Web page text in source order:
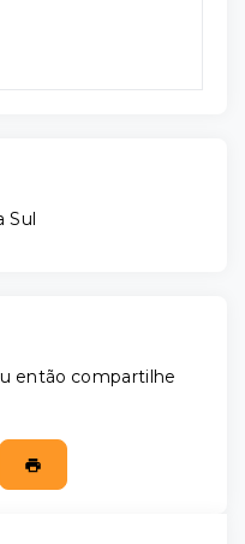
Sul
então compartilhe